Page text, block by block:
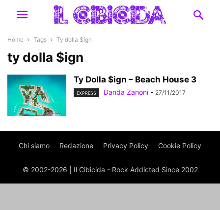
Home Tags Ty dolla $ign
ty dolla $ign
Ty Dolla $ign – Beach House 3
EXPRESS Danda Zanoni - 27/11/2017
Chi siamo Redazione Privacy Policy Cookie Policy
© 2002-2026 | Il Cibicida - Rock Addicted Since 2002